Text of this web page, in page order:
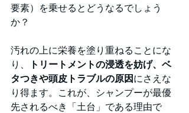
要素）を乗せるとどうなるでしょう
か？
汚れの上に栄養を塗り重ねることにな
り、
トリートメントの浸透を妨げ、ベ
タつきや頭皮トラブルの原因 にさえな
り得ます。これが、シャンプーが最優
先されるべき「土台」である理由で